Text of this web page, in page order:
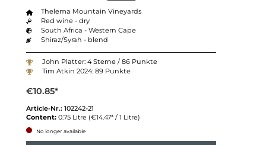
Thelema Mountain Vineyards
Red wine - dry
South Africa - Western Cape
Shiraz/Syrah - blend
John Platter: 4 Sterne / 86 Punkte
Tim Atkin 2024: 89 Punkte
€10.85*
Article-Nr.: 102242-21
Content: 0.75 Litre (€14.47* / 1 Litre)
No longer available